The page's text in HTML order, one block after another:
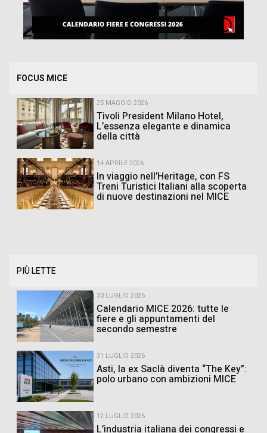
FOCUS MICE
25 MAGGIO 2026
Tivoli President Milano Hotel,
L’essenza elegante e dinamica
della città
14 APRILE 2026
In viaggio nell’Heritage, con FS
Treni Turistici Italiani alla scoperta
di nuove destinazioni nel MICE
PIÙ LETTE
30 LUGLIO 2026
Calendario MICE 2026: tutte le
fiere e gli appuntamenti del
secondo semestre
31 LUGLIO 2026
Asti, la ex Saclà diventa “The Key”:
polo urbano con ambizioni MICE
12 LUGLIO 2026
L’industria italiana dei congressi e